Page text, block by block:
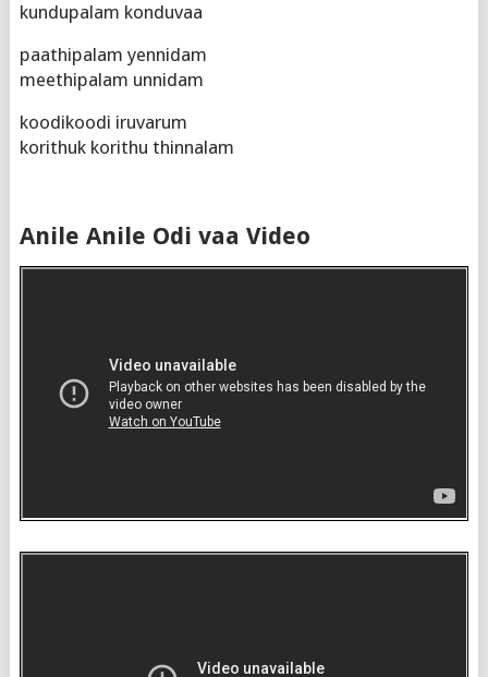
kundupalam konduvaa
paathipalam yennidam
meethipalam unnidam
koodikoodi iruvarum
korithuk korithu thinnalam
Anile Anile Odi vaa Video